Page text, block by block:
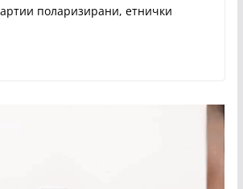
поларизирани, етнички